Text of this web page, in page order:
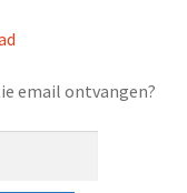
email ontvangen?